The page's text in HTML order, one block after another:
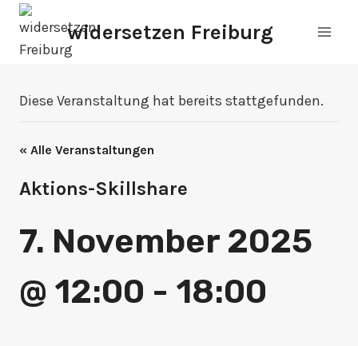
Zum
Inhalt
springen
widersetzen Freiburg
Diese Veranstaltung hat bereits stattgefunden.
« Alle Veranstaltungen
Aktions-Skillshare
7. November 2025
@ 12:00 - 18:00